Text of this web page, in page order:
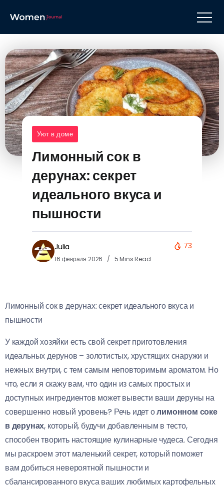
Уют в доме
Лимонный сок в
дерунах: секрет
идеального вкуса и
пышности
Julia
16 февраля 2026 5 Mins Read
73
Лимонный сок в дерунах: секрет идеального вкуса и
пышности
У каждой хозяйки есть свой секрет приготовления
идеальных дерунов – золотистых, хрустящих снаружи и
нежных внутри, с тем самым неповторимым ароматом. Но
что, если я скажу вам, что один из самых простых и
доступных ингредиентов может вывести ваши деруны на
совершенно новый уровень? Речь идет олимонном соке
в дерунах, который, будучи добавленным в тесто,
способен творить настоящие кулинарные чудеса. Сегодня
мы раскроем этот маленький секрет, который поможет
вам добиться невероятной пышности и
сбалансированного вкуса ваших любимых картофельных